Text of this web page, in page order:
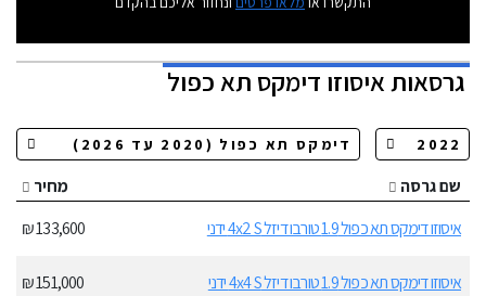
גרסאותאיסוזו דימקס תא כפול
שם גרסה
מחיר
איסוזו דימקס תא כפול 1.9 טורבו דיזל 4x2 S ידני
133,600 ₪
איסוזו דימקס תא כפול 1.9 טורבו דיזל 4x4 S ידני 151,000 ₪